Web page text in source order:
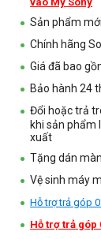
Sản phẩm
Chính hãng
Giá đã bao
Bảo hành 24
Đổi hoặc trả
khi sản phẩm
xuất
Tặng dán
Vệ sinh máy
Hỗ trợ trả góp
Hỗ trợ trả góp